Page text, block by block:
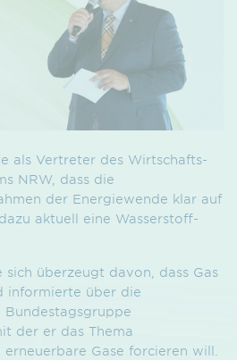
als Vertreter des Wirtschafts-
NRW, dass die
der Energiewende klar auf
aktuell eine Wasserstoff-
sich überzeugt davon, dass Gas
informierte über die
der er das Thema
Gase forcieren will.